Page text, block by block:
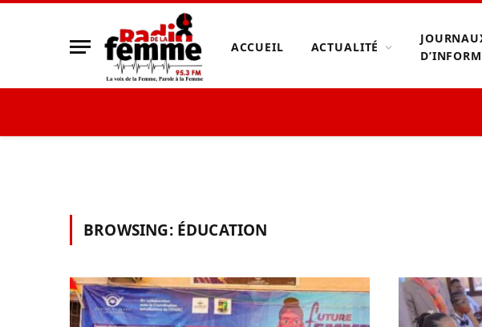
ACCUEIL ACTUALITÉ
BROWSING: ÉDUCATION